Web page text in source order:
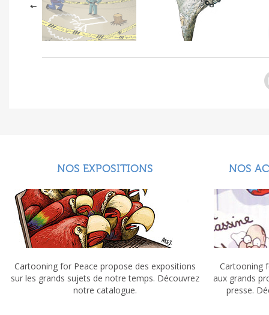
NOS EXPOSITIONS
Cartooning for Peace propose des expositions
sur les grands sujets de notre temps. Découvrez
notre catalogue.
NOS
Cartooning
aux grands
presse.